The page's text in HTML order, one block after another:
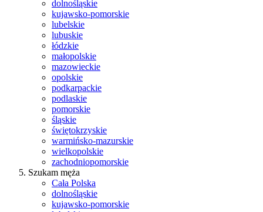
dolnośląskie
kujawsko-pomorskie
lubelskie
lubuskie
łódzkie
małopolskie
mazowieckie
opolskie
podkarpackie
podlaskie
pomorskie
śląskie
świętokrzyskie
warmińsko-mazurskie
wielkopolskie
zachodniopomorskie
Szukam męża
Cała Polska
dolnośląskie
kujawsko-pomorskie